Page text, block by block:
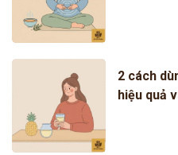
2 cách
hiệu quả